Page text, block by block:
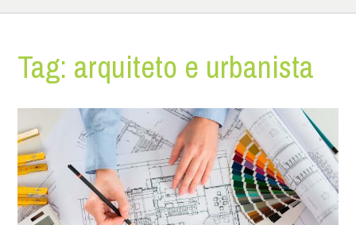
Tag: arquiteto e urbanista